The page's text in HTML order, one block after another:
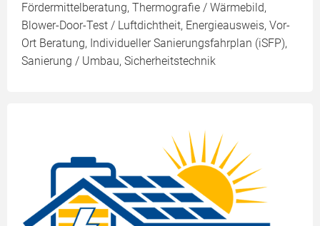
Fördermittelberatung, Thermografie / Wärmebild,
Blower-Door-Test / Luftdichtheit, Energieausweis, Vor-
Ort Beratung, Individueller Sanierungsfahrplan (iSFP),
Sanierung / Umbau, Sicherheitstechnik